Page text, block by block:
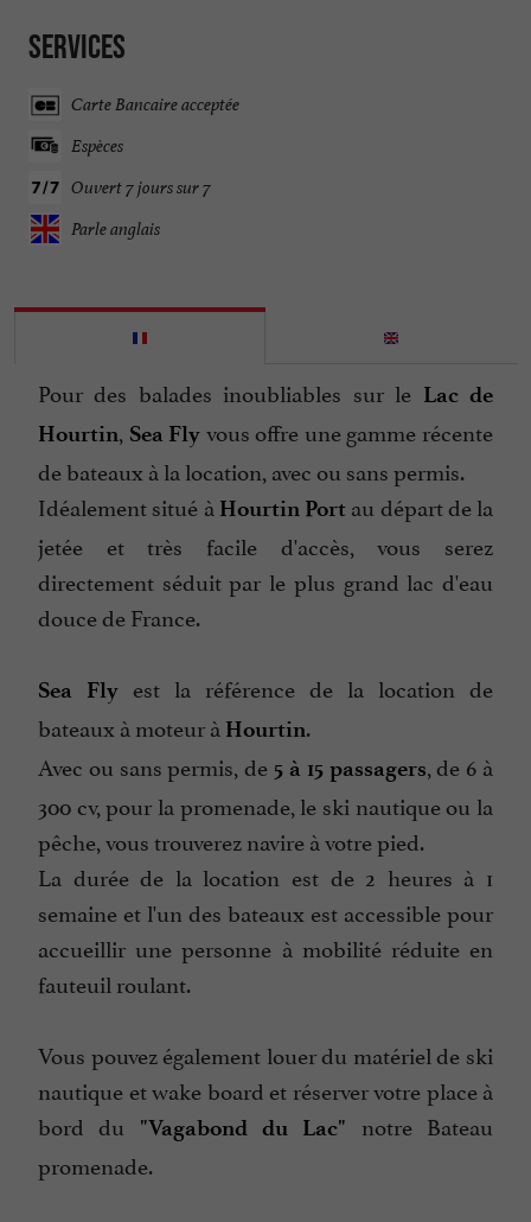
Services
Carte Bancaire acceptée
Espèces
Ouvert 7 jours sur 7
Parle anglais
Pour des balades inoubliables sur le Lac de
Hourtin, Sea Fly vous offre une gamme récente
de bateaux à la location, avec ou sans permis.
Idéalement situé à Hourtin Port au départ de la
jetée et très facile d'accès, vous serez
directement séduit par le plus grand lac d'eau
douce de France.
Sea Fly est la référence de la location de
bateaux à moteur à Hourtin.
Avec ou sans permis, de 5 à 15 passagers, de 6 à
300 cv, pour la promenade, le ski nautique ou la
pêche, vous trouverez navire à votre pied.
La durée de la location est de 2 heures à 1
semaine et l'un des bateaux est accessible pour
accueillir une personne à mobilité réduite en
fauteuil roulant.
Vous pouvez également louer du matériel de ski
nautique et wake board et réserver votre place à
bord du
"Vagabond du Lac"
notre Bateau
promenade.